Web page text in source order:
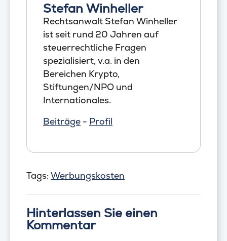
Stefan Winheller
Rechtsanwalt Stefan Winheller
ist seit rund 20 Jahren auf
steuerrechtliche Fragen
spezialisiert, v.a. in den
Bereichen Krypto,
Stiftungen/NPO und
Internationales.
Beiträge - Profil
Tags: Werbungskosten
Hinterlassen Sie einen
Kommentar